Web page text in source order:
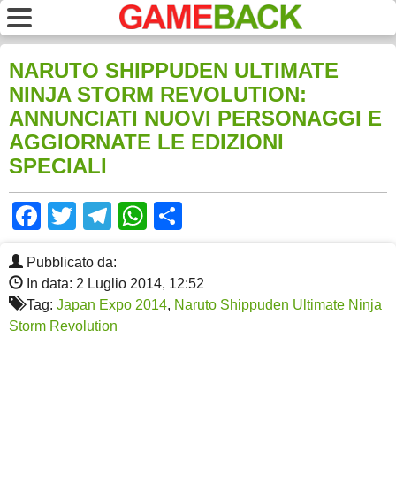
NARUTO SHIPPUDEN ULTIMATE
NINJA STORM REVOLUTION:
ANNUNCIATI NUOVI PERSONAGGI E
AGGIORNATE LE EDIZIONI
SPECIALI
Facebook
TwitterTelegram
WhatsApp
Pubblicato da:
In data: 2 Luglio 2014, 12:52
Tag: Japan Expo 2014, Naruto Shippuden Ultimate Ninja
Storm Revolution